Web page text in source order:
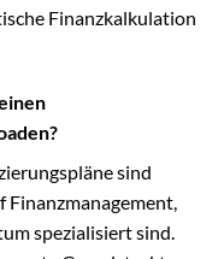
Finanzkalkulation
sind
Finanzmanagement,
spezialisiert sind.